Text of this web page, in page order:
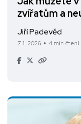
zvířatům a
Jiří Padevěd
7. 1. 2026 4 min čtení